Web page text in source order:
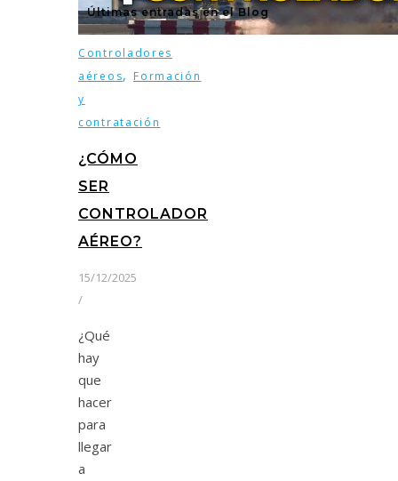
Controladores
aéreos,Formación
y
contratación
¿CÓMO
SER
CONTROLADOR
AÉREO?
15/12/2025
/
¿Qué
hay
que
hacer
para
llegar
a
Últimas entradas en el Blog